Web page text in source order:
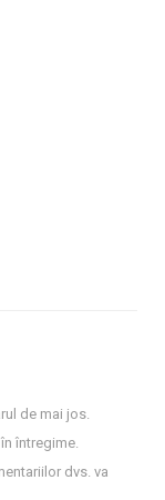
de mai jos.
întregime.
dvs. va